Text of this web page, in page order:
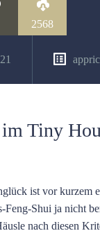
2568
Tiny
ist vor kurzem
Feng-Shui ja nicht
nach diesen